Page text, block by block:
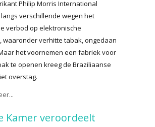
Philip Morris International
verschillende wegen het
verbod op elektronische
waaronder verhitte tabak, ongedaan
het voornemen een fabriek voor
te openen kreeg de Braziliaanse
overstag.
Kamer veroordeelt